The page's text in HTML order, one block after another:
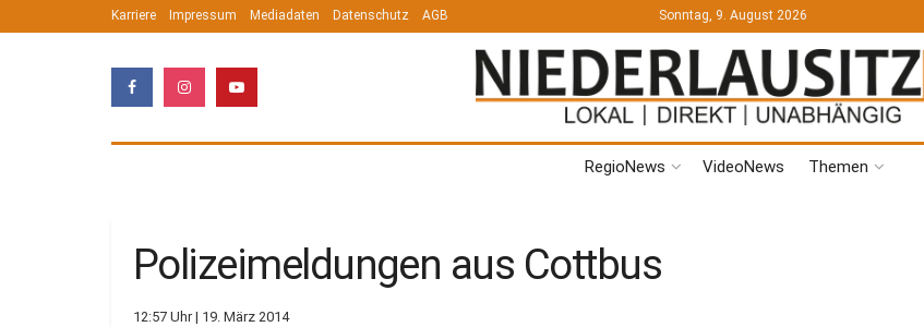
Karriere Impressum Mediadaten Datenschutz AGB Sonntag, 9. August 2026
RegioNews VideoNews Themen
Polizeimeldungen aus Cottbus
12:57 Uhr | 19. März 2014